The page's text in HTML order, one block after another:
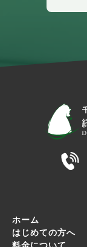
ホーム
はじめての方へ
料金について